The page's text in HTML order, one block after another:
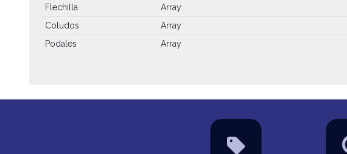
Flechilla
Array
Coludos
Array
Podales
Array